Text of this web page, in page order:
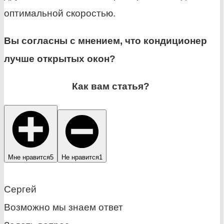
оптимальной скоростью.
Вы согласны с мнением, что кондиционер
лучше открытых окон?
Как вам статья?
Мне нравится5 Не нравится1
Сергей
Возможно мы знаем ответ